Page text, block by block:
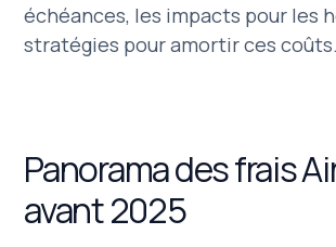
échéances, les impacts pour les
stratégies pour amortir ces coûts.
Panorama des frais
avant 2025